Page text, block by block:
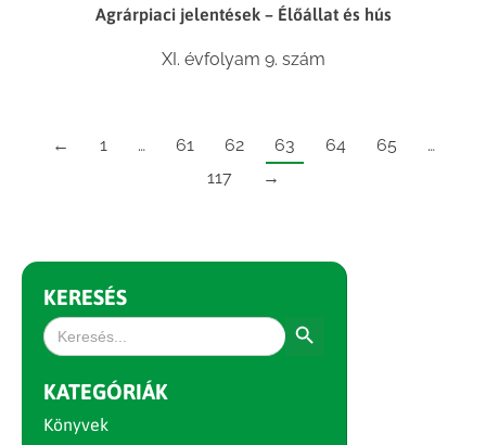
Agrárpiaci jelentések – Élőállat és hús
XI. évfolyam 9. szám
← 1 … 61 62 63 64 65
…
117
→
KERESÉS
Search
for:
KATEGÓRIÁK
Könyvek